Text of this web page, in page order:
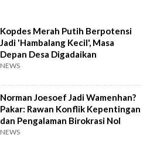
Kopdes Merah Putih Berpotensi
Jadi 'Hambalang Kecil', Masa
Depan Desa Digadaikan
NEWS
Norman Joesoef Jadi Wamenhan?
Pakar: Rawan Konflik Kepentingan
dan Pengalaman Birokrasi Nol
NEWS